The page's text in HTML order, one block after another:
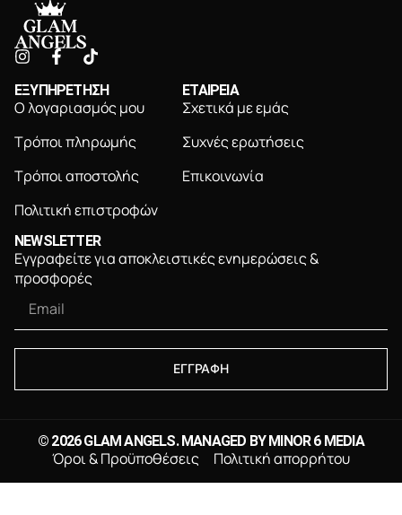
ΕΞΥΠΗΡΕΤΗΣΗ
Ο λογαριασμός μου
Τρόποι πληρωμής
Τρόποι αποστολής
Πολιτική επιστροφών
ΕΤΑΙΡΕΙΑ
Σχετικά με εμάς
Συχνές ερωτήσεις
Επικοινωνία
NEWSLETTER
Εγγραφείτε για αποκλειστικές ενημερώσεις &
προσφορές
ΕΓΓΡΑΦΗ
© 2026 GLAM ANGELS. MANAGED BYMINOR 6 MEDIA
Όροι & Προϋποθέσεις Πολιτική απορρήτου